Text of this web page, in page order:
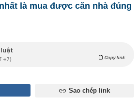
là mua được căn nhà đúng
+7) Copy link
Sao chép link